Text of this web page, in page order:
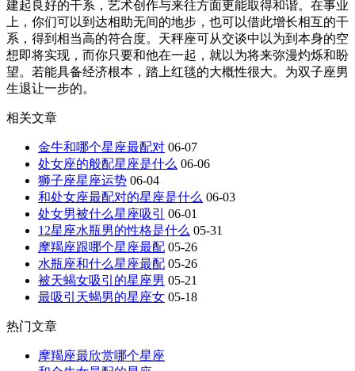
建起良好的干系，艺术创作与来往方面更能取得和谐。在事业
上，你们可以到达相助无间的地步，也可以借此增长相互的干
系，得到相当高的符合度。天秤座可从交谈中以为到本身的空
想即将实现，而你只要和他在一起，就以为将来弥漫灼烁和盼
望。若能具备经济根本，踏上红毯的大概性很大。为双子座男
生退让一步的。
相关文章
金牛和哪个星座最配对 06-07
处女座的般配星座是什么 06-06
狮子座星座运势 06-04
和处女座最配对的星座是什么 06-03
处女男被什么星座吸引
06-01
12星座水瓶男的性格是什么 05-31
摩羯座跟哪个星座最配 05-26
水瓶座和什么星座最配 05-26
被天蝎女吸引的星座男 05-21
最吸引天蝎男的星座女 05-18
热门文章
摩羯座最欣赏哪个星座